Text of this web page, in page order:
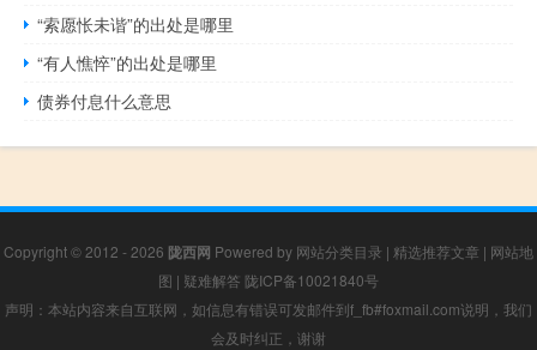
“索愿怅未谐”的出处是哪里
“有人憔悴”的出处是哪里
债券付息什么意思
Copyright © 2012 - 2026 陇西网 Powered by 网站分类目录 | 精选推荐文章 | 网站地
图 | 疑难解答 陇ICP备10021840号
声明：本站内容来自互联网，如信息有错误可发邮件到f_fb#foxmail.com说明，我们
会及时纠正，谢谢